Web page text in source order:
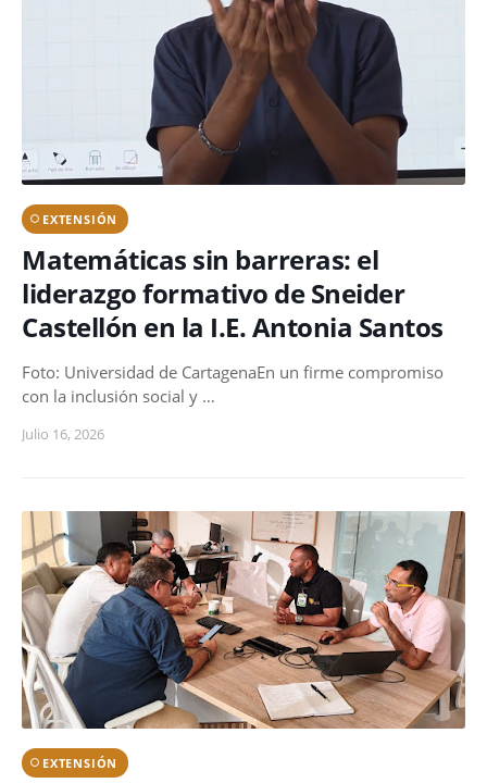
EXTENSIÓN
Matemáticas sin barreras: el
liderazgo formativo de Sneider
Castellón en la I.E. Antonia Santos
Foto: Universidad de CartagenaEn un firme compromiso
con la inclusión social y …
Julio 16, 2026
EXTENSIÓN